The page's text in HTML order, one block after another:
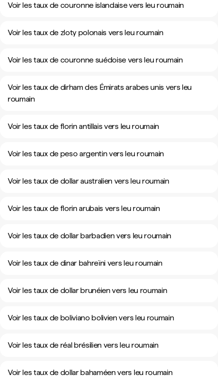
Voir les taux de couronne islandaise vers leu roumain
Voir les taux de zloty polonais vers leu roumain
Voir les taux de couronne suédoise vers leu roumain
Voir les taux de dirham des Émirats arabes unis vers leu
roumain
Voir les taux de florin antillais vers leu roumain
Voir les taux de peso argentin vers leu roumain
Voir les taux de dollar australien vers leu roumain
Voir les taux de florin arubais vers leu roumain
Voir les taux de dollar barbadien vers leu roumain
Voir les taux de dinar bahreïni vers leu roumain
Voir les taux de dollar brunéien vers leu roumain
Voir les taux de boliviano bolivien vers leu roumain
Voir les taux de réal brésilien vers leu roumain
Voir les taux de dollar bahaméen vers leu roumain